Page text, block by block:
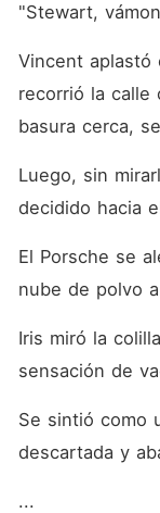
"Stewart,
Vincent
recorrió la calle
basura cerca,
Luego, sin
decidido hacia
El Porsche se
nube de polvo
Iris miró la
sensación de
Se sintió como
descartada y
...